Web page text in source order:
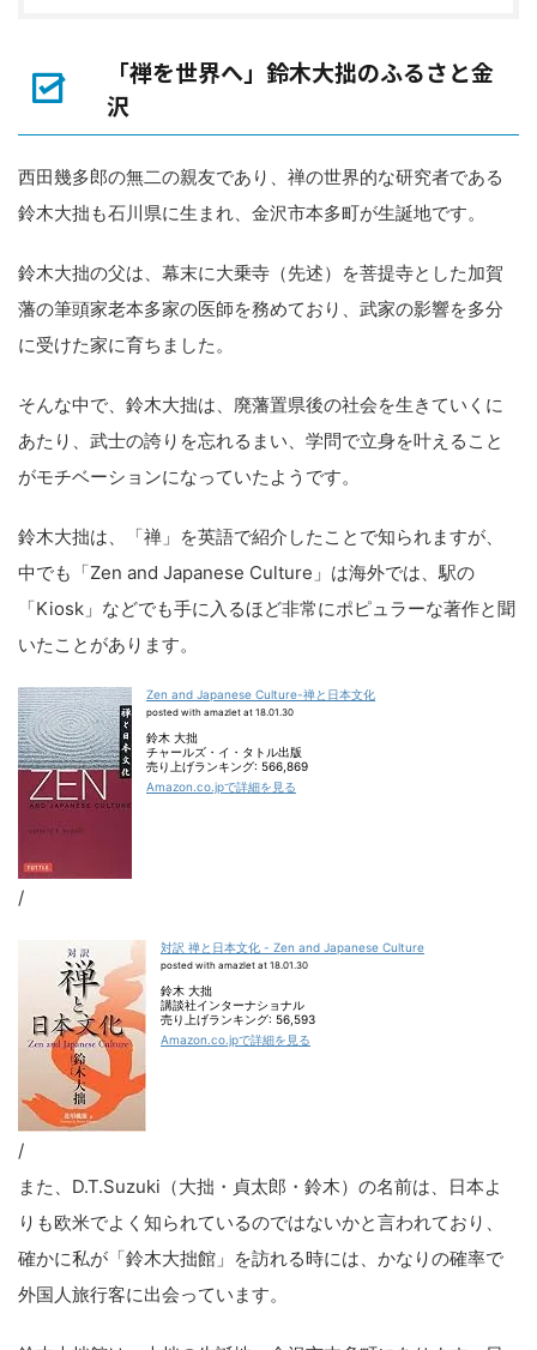
「禅を世界へ」鈴木大拙のふるさと金
沢
西田幾多郎の無二の親友であり、禅の世界的な研究者である
鈴木大拙も石川県に生まれ、金沢市本多町が生誕地です。
鈴木大拙の父は、幕末に大乗寺（先述）を菩提寺とした加賀
藩の筆頭家老本多家の医師を務めており、武家の影響を多分
に受けた家に育ちました。
そんな中で、鈴木大拙は、廃藩置県後の社会を生きていくに
あたり、武士の誇りを忘れるまい、学問で立身を叶えること
がモチベーションになっていたようです。
鈴木大拙は、「禅」を英語で紹介したことで知られますが、
中でも「Zen and Japanese Culture」は海外では、駅の
「Kiosk」などでも手に入るほど非常にポピュラーな著作と聞
いたことがあります。
Zen and Japanese Culture-禅と日本文化
posted with amazlet at 18.01.30
鈴木 大拙
チャールズ・イ・タトル出版
売り上げランキング: 566,869
Amazon.co.jpで詳細を見る
/
対訳 禅と日本文化 - Zen and Japanese Culture
posted with amazlet at 18.01.30
鈴木 大拙
講談社インターナショナル
売り上げランキング: 56,593
Amazon.co.jpで詳細を見る
/
また、D.T.Suzuki（大拙・貞太郎・鈴木）の名前は、日本よ
りも欧米でよく知られているのではないかと言われており、
確かに私が「鈴木大拙館」を訪れる時には、かなりの確率で
外国人旅行客に出会っています。